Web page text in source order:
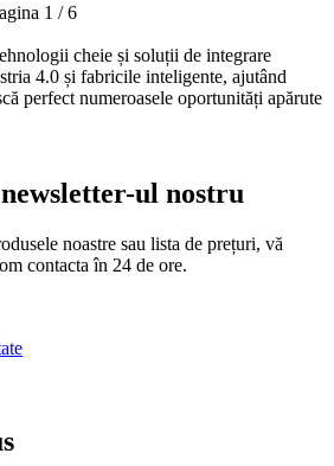
1 / 6
cheie și soluții de integrare
4.0 și fabricile inteligente, ajutând
perfect numeroasele oportunități apărute
ul nostru
noastre sau lista de prețuri, vă
contacta în 24 de ore.